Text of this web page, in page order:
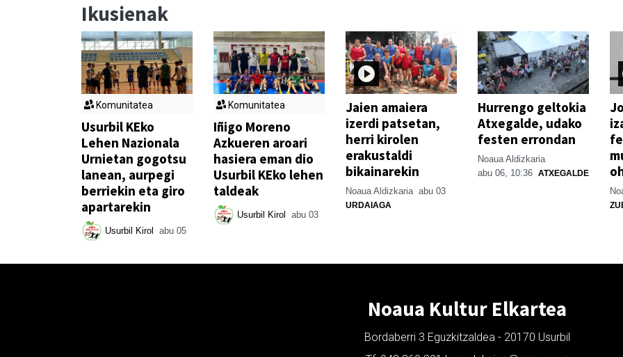
Ikusienak
Komunitatea
Usurbil KEko
Lehen Nazionala
Urnietan gogotsu
lanean, aurpegi
berriekin eta giro
apartarekin
Usurbil Kirol abu 05
Komunitatea
Iñigo Moreno
Azkueren aroari
hasiera eman dio
Usurbil KEko lehen
taldeak
Usurbil Kirol abu 03
Jaien amaiera
izerdi patsetan,
herri kirolen
erakustaldi
bikainarekin
Noaua Aldizkaria abu 03
URDAIAGA
Hurrengo geltokia
Atxegalde, udako
festen errondan
Noaua Aldizkaria
abu 06, 10:36 ATXEGALDE
Noaua Kultur Elkartea
Bordaberri 3 Eguzkitzaldea - 20170 Usurbil